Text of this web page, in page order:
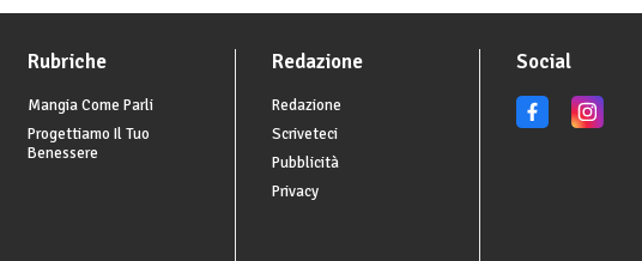
Rubriche
Mangia Come Parli
Progettiamo Il Tuo
Benessere
Redazione
Redazione
Scriveteci
Pubblicità
Privacy
Social